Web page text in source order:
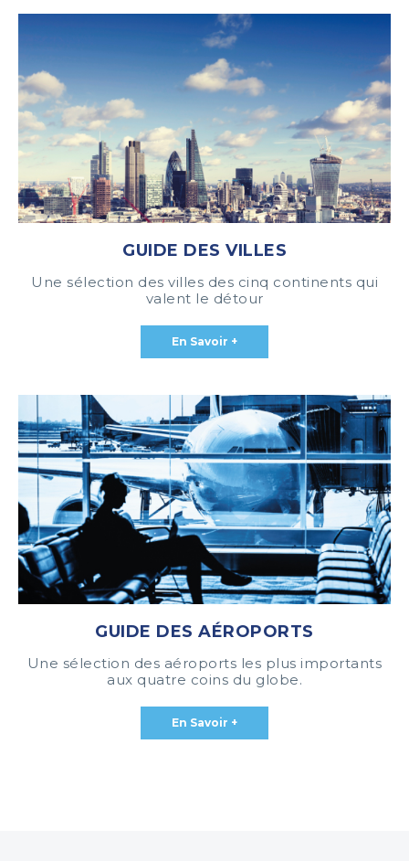
GUIDE DES VILLES
Une sélection des villes des cinq continents qui
valent le détour
En Savoir +
GUIDE DES AÉROPORTS
Une sélection des aéroports les plus importants
aux quatre coins du globe.
En Savoir +